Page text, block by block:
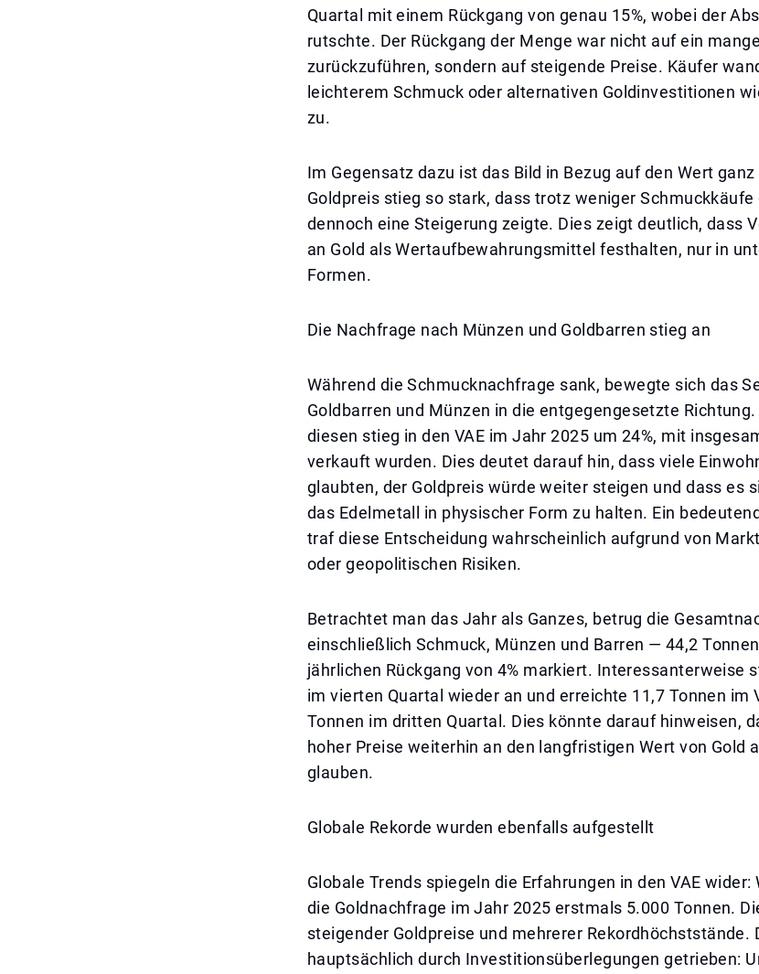
Quartal mit einem Rückgang von genau 15%, wobei der
rutschte. Der Rückgang der Menge war nicht auf ein
zurückzuführen, sondern auf steigende Preise. Käufer
leichterem Schmuck oder alternativen Goldinvestitionen
zu.
Im Gegensatz dazu ist das Bild in Bezug auf den Wert
Goldpreis stieg so stark, dass trotz weniger
dennoch eine Steigerung zeigte. Dies zeigt deutlich, dass
an Gold als Wertaufbewahrungsmittel festhalten, nur in
Formen.
Die Nachfrage nach Münzen und Goldbarren stieg an
Während die Schmucknachfrage sank, bewegte sich das
Goldbarren und Münzen in die entgegengesetzte
diesen stieg in den VAE im Jahr 2025 um 24%, mit
verkauft wurden. Dies deutet darauf hin, dass viele
glaubten, der Goldpreis würde weiter steigen und dass es
das Edelmetall in physischer Form zu halten. Ein
traf diese Entscheidung wahrscheinlich aufgrund von
oder geopolitischen Risiken.
Betrachtet man das Jahr als Ganzes, betrug die
einschließlich Schmuck, Münzen und Barren — 44,2
jährlichen Rückgang von 4% markiert. Interessanterweise
im vierten Quartal wieder an und erreichte 11,7 Tonnen im
Tonnen im dritten Quartal. Dies könnte darauf hinweisen,
hoher Preise weiterhin an den langfristigen Wert von Gold
glauben.
Globale Rekorde wurden ebenfalls aufgestellt
Globale Trends spiegeln die Erfahrungen in den VAE
die Goldnachfrage im Jahr 2025 erstmals 5.000 Tonnen.
steigender Goldpreise und mehrerer Rekordhöchststände.
hauptsächlich durch Investitionsüberlegungen getrieben: